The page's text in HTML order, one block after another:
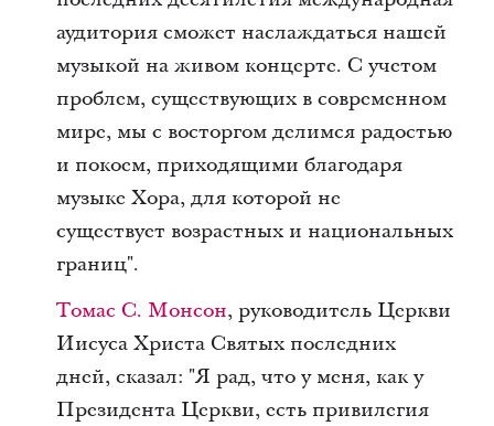
аудитория сможет наслаждаться нашей
музыкой на живом концерте. С учетом
проблем, существующих в современном
мире, мы с восторгом делимся радостью
и покоем, приходящими благодаря
музыке Хора, для которой не
существует возрастных и национальных
границ".
Томас С. Монсон, руководитель Церкви
Иисуса Христа Святых последних
дней, сказал: "Я рад, что у меня, как у
Президента Церкви, есть привилегия